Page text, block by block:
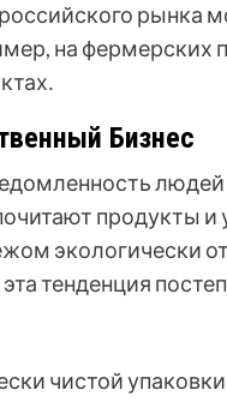
рынка
на фермерских
Бизнес
людей
продукты и
экологически
тенденция
чистой